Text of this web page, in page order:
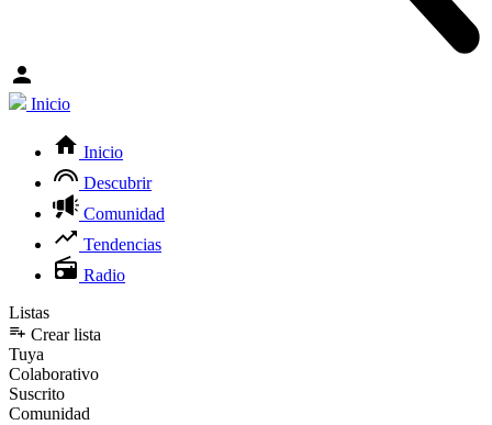
Inicio
Inicio
Descubrir
Comunidad
Tendencias
Radio
Listas
Crear lista
Tuya
Colaborativo
Suscrito
Comunidad